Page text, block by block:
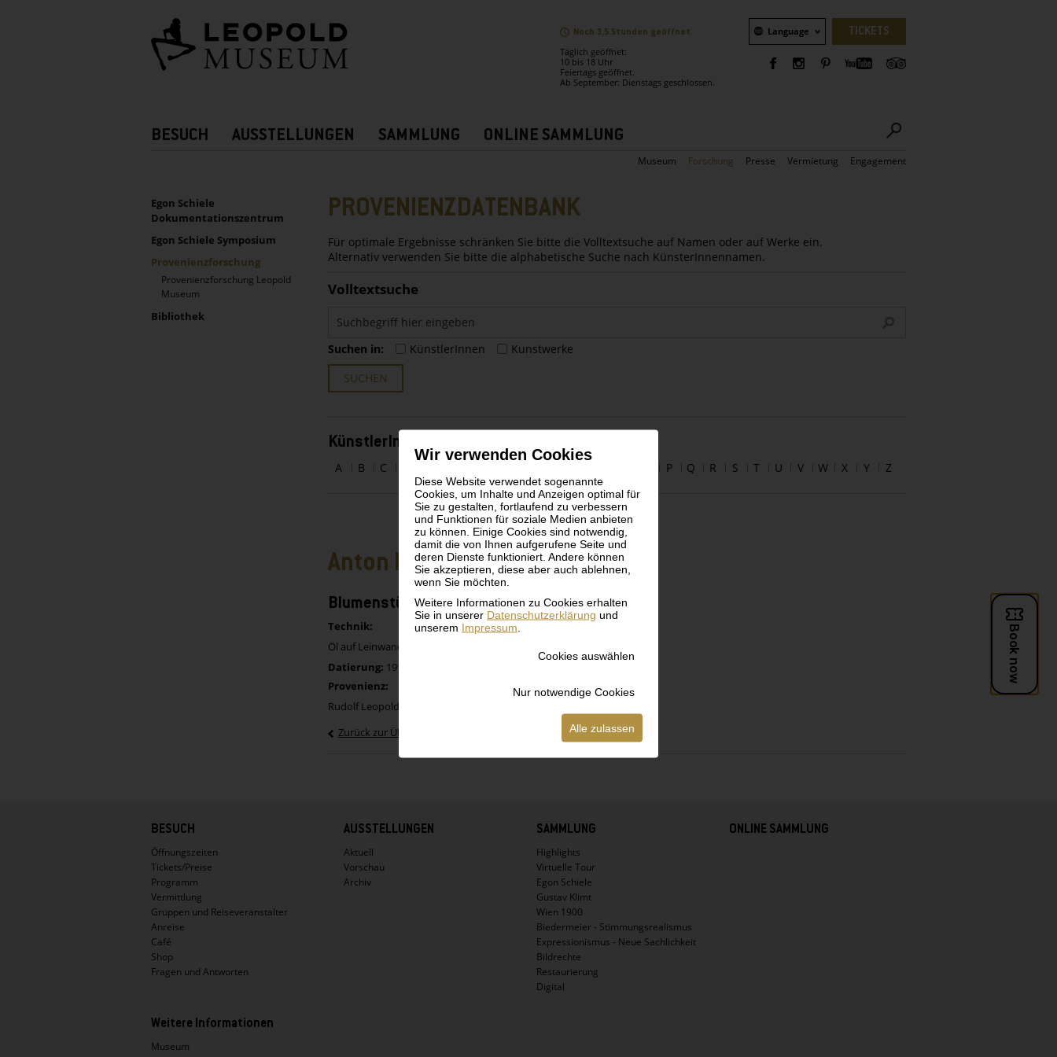
Wir verwenden Cookies
Diese Website verwendet sogenannte
Cookies, um Inhalte und Anzeigen optimal für
Sie zu gestalten, fortlaufend zu verbessern
und Funktionen für soziale Medien anbieten
zu können. Einige Cookies sind notwendig,
damit die von Ihnen aufgerufene Seite und
deren Dienste funktioniert. Andere können
Sie akzeptieren, diese aber auch ablehnen,
wenn Sie möchten.
Weitere Informationen zu Cookies erhalten
Sie in unserer Datenschutzerklärung und
unserem Impressum
Cookies auswählen
Nur notwendige Cookies
Alle zulassen
Noch 3,5 Stunden geöffnet.
Täglich geöffnet:
10 bis 18 Uhr
Feiertags geöffnet.
Ab September: Dienstags geschlossen.
Sprachauswahl
Language TICKETS
Hauptnavigation
BESUCH AUSSTELLUNGEN SAMMLUNG ONLINE SAMMLUNG
Museum Forschung Presse Vermietung Engagement
Sidebar
UNTERNAVIGATION
Egon Schiele
Dokumentationszentrum
Egon Schiele Symposium
Provenienzforschung
Provenienzforschung Leopold
Museum
Bibliothek
PROVENIENZDATENBANK
Für optimale Ergebnisse schränken Sie bitte die Volltextsuche auf Namen oder auf Werke ein.
Alternativ verwenden Sie bitte die alphabetische Suche nach KünsterInnennamen.
Volltextsuche
Suchen in: KünstlerInnen
Kunstwerke
SUCHEN
KünstlerInnen alphabetisch
A B C P Q R S T U V W X Y Z
Anton Faistauer
Blumenstück mit Äpfeln
Technik:
Öl auf Leinwand
Datierung: 1914
Provenienz:
Rudolf Leopold, Wien; 1994 Leopold Museum Privatstiftung.
Zurück zur Übersicht
BESUCH
Öffnungszeiten
Tickets/Preise
Programm
Vermittlung
Gruppen und Reiseveranstalter
Anreise
Café
Shop
Fragen und Antworten
AUSSTELLUNGEN
Aktuell
Vorschau
Archiv
SAMMLUNG
Highlights
Virtuelle Tour
Egon Schiele
Gustav Klimt
Wien 1900
Biedermeier - Stimmungsrealismus
Expressionismus - Neue Sachlichkeit
Bildrechte
Restaurierung
Digital
ONLINE SAMMLUNG
Weitere Informationen
Museum